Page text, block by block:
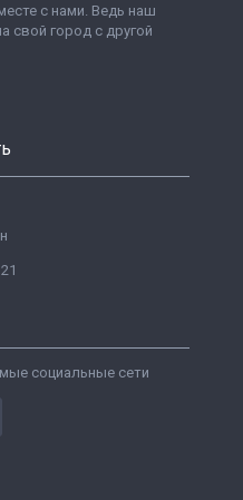
с нами. Ведь наш
свой город с другой
социальные сети